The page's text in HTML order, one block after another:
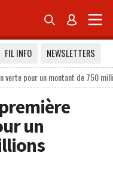
 
FIL INFO
NEWSLETTERS
pour un montant de 750
un